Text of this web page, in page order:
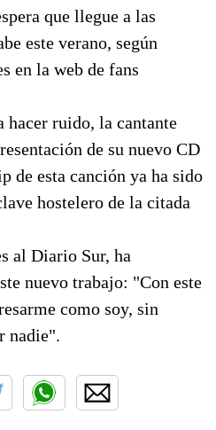
que llegue a las
este verano, según
en la web de fans
hacer ruido, la cantante
de su nuevo CD
de esta canción ya ha sido
hostelero de la citada
al Diario Sur, ha
nuevo trabajo: "Con este
como soy, sin
nadie".